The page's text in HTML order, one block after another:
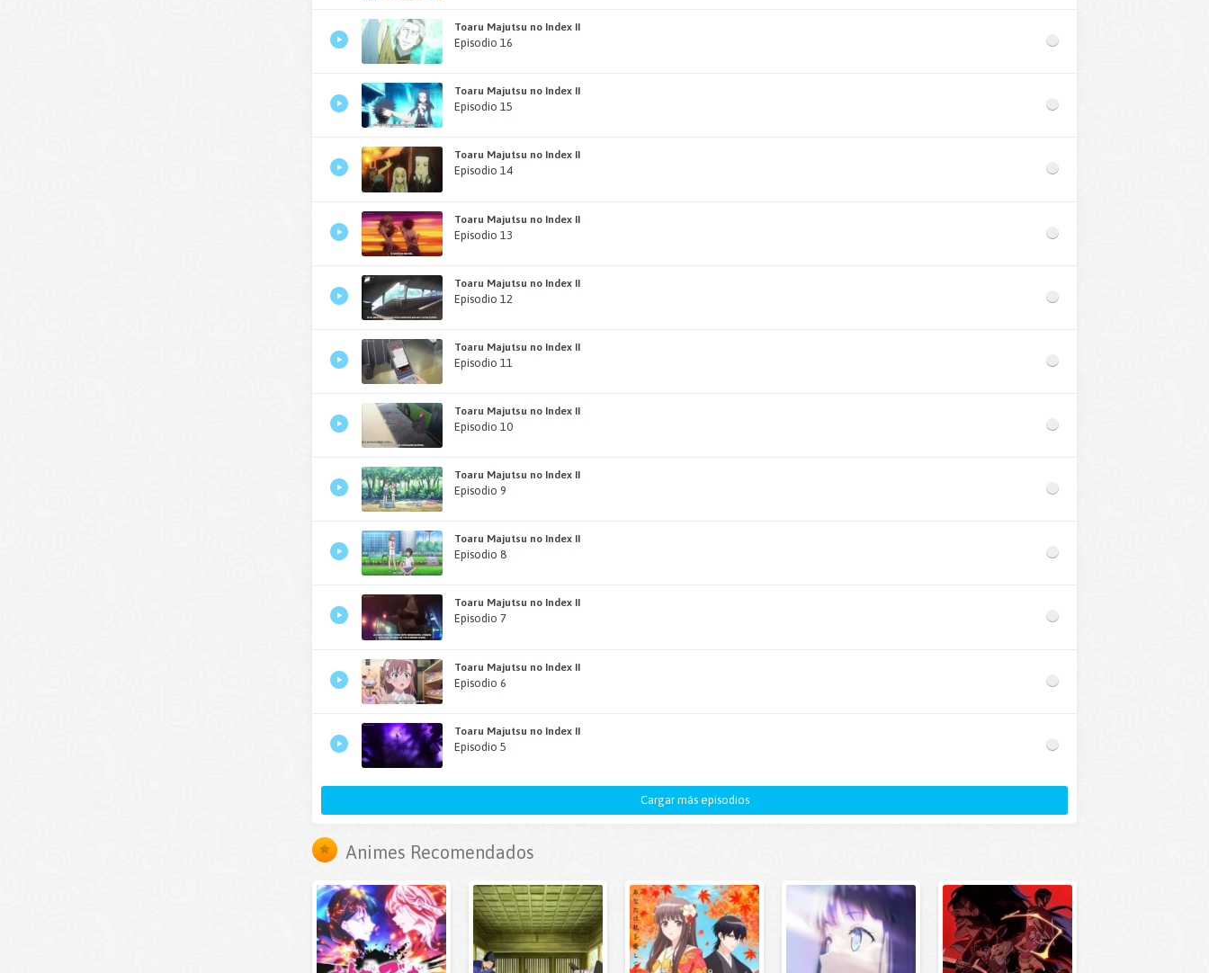
Toaru Majutsu no Index II
Episodio 16
Toaru Majutsu no Index II
Episodio 15
Toaru Majutsu no Index II
Episodio 14
Toaru Majutsu no Index II
Episodio 13
Toaru Majutsu no Index II
Episodio 12
Toaru Majutsu no Index II
Episodio 11
Toaru Majutsu no Index II
Episodio 10
Toaru Majutsu no Index II
Episodio 9
Toaru Majutsu no Index II
Episodio 8
Toaru Majutsu no Index II
Episodio 7
Toaru Majutsu no Index II
Episodio 6
Toaru Majutsu no Index II
Episodio 5
Cargar más episodios
Animes Recomendados